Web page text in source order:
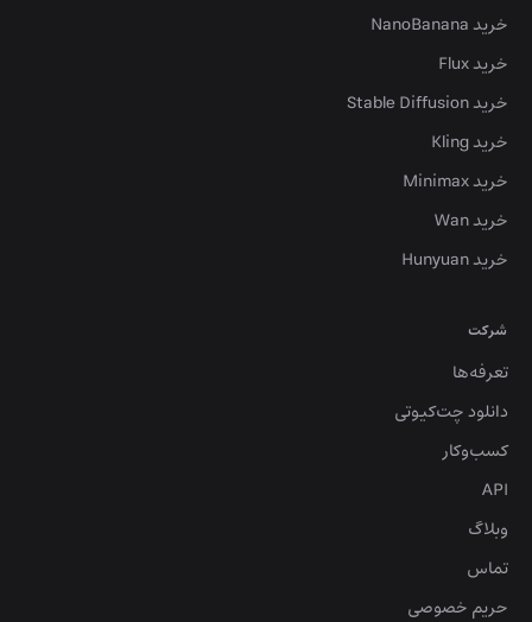
خرید NanoBanana
خرید Flux
خرید Stable Diffusion
خرید Kling
خرید Minimax
خرید Wan
خرید Hunyuan
شرکت
تعرفه‌ها
دانلود چت‌کیوتی
کسب‌وکار
API
وبلاگ
تماس
حریم خصوصی